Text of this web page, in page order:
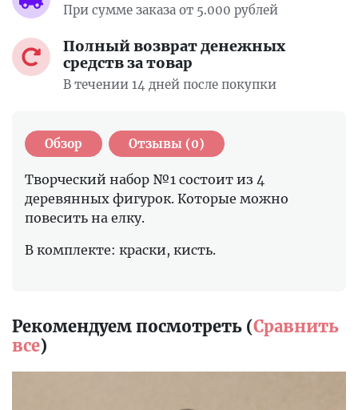
При сумме заказа от 5.000 рублей
Полный возврат денежных
средств за товар
В течении 14 дней после покупки
Обзор Отзывы (0)
Творческий набор №1 состоит из 4
деревянных фигурок. Которые можно
повесить на елку.
В комплекте: краски, кисть.
Рекомендуем посмотреть (Сравнить
все)